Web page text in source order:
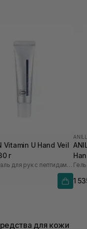
Vitamin U Hand Veil
г
Крем-вуаль для рук с пептидами и волюфилином
1
для кожи